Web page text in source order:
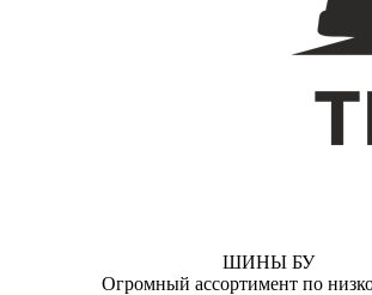
ШИНЫ БУ
Огромный ассортимент по